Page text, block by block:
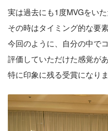
実は過去にも1度MVGをい
その時はタイミング的な要
今回のように、自分の中で
評価していただけた感覚が
特に印象に残る受賞になりま